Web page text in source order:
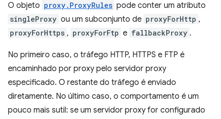
O objeto proxy.ProxyRules pode conter um atributo
singleProxy ou um subconjunto de proxyForHttp ,
proxyForHttps , proxyForFtp e fallbackProxy .
No primeiro caso, o tráfego HTTP, HTTPS e FTP é
encaminhado por proxy pelo servidor proxy
especificado. O restante do tráfego é enviado
diretamente. No último caso, o comportamento é um
pouco mais sutil: se um servidor proxy for configurado